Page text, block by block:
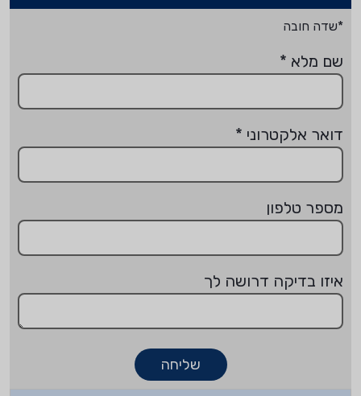
*שדה חובה
שם מלא *
דואר אלקטרוני *
מספר טלפון
איזו בדיקה דרושה לך
שליחה